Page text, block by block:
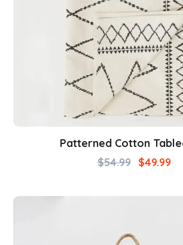
Patterned Cotton
$54.99 $49.99